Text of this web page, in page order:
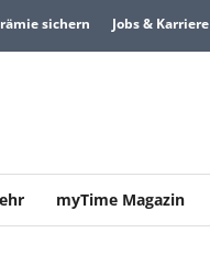
sichern Jobs & Karriere
myTime Magazin